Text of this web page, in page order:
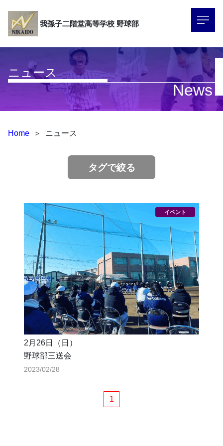
我孫子二階堂高等学校 野球部
ニュース
News
Home ＞ ニュース
タグで絞る
2月26日（日）
野球部三送会
2023/02/28
1